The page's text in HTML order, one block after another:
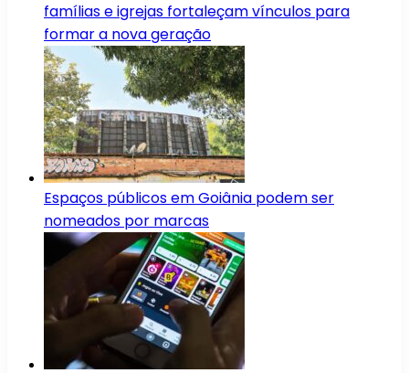
famílias e igrejas fortaleçam vínculos para
formar a nova geração
Espaços públicos em Goiânia podem ser
nomeados por marcas